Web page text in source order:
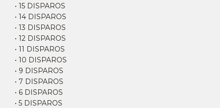
• 15 DISPAROS
• 14 DISPAROS
• 13 DISPAROS
• 12 DISPAROS
• 11 DISPAROS
• 10 DISPAROS
• 9 DISPAROS
• 7 DISPAROS
• 6 DISPAROS
• 5 DISPAROS